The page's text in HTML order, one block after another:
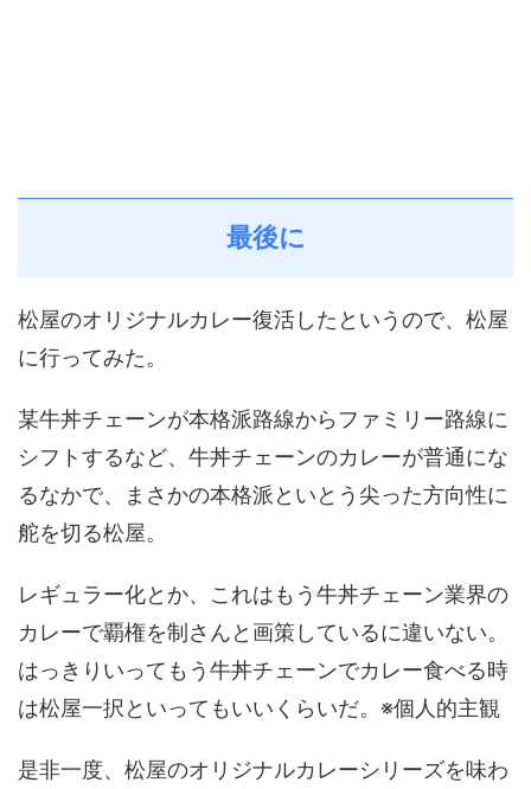
最後に
松屋のオリジナルカレー復活したというので、松屋
に行ってみた。
某牛丼チェーンが本格派路線からファミリー路線に
シフトするなど、牛丼チェーンのカレーが普通にな
るなかで、まさかの本格派といとう尖った方向性に
舵を切る松屋。
レギュラー化とか、これはもう牛丼チェーン業界の
カレーで覇権を制さんと画策しているに違いない。
はっきりいってもう牛丼チェーンでカレー食べる時
は松屋一択といってもいいくらいだ。※個人的主観
是非一度、松屋のオリジナルカレーシリーズを味わ